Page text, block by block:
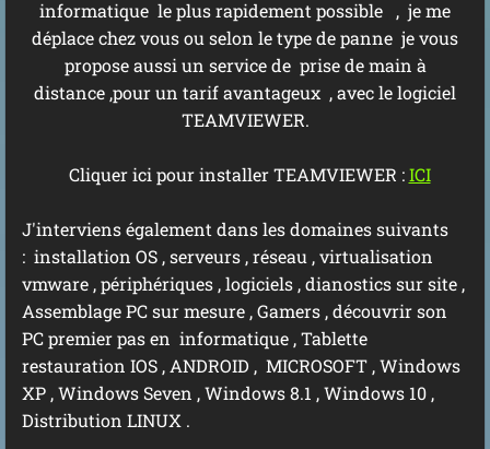
informatique le plus rapidement possible , je me
déplace chez vous ou selon le type de panne je vous
propose aussi un service de prise de main à
distance ,pour un tarif avantageux , avec le logiciel
TEAMVIEWER.
Cliquer ici pour installer TEAMVIEWER :ICI
J'interviens également dans les domaines suivants
: installation OS , serveurs , réseau , virtualisation
vmware , périphériques , logiciels , dianostics sur site ,
Assemblage PC sur mesure , Gamers , découvrir son
PC premier pas en informatique , Tablette
restauration IOS , ANDROID , MICROSOFT , Windows
XP , Windows Seven , Windows 8.1 , Windows 10 ,
Distribution LINUX .